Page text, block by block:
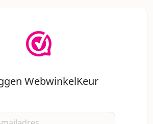
WebwinkelKeur